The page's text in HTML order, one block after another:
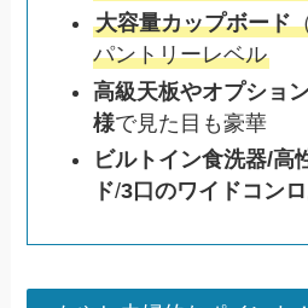
大容量カップボード
パントリーレベル
高級天板やオプショ
様で見た目も豪華
ビルトイン食洗器/高
ド/3口のワイドコンロ